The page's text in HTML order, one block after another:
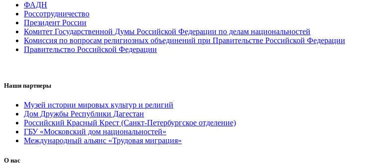
ФАДН
Россотрудничество
Президент России
Комитет Государственной Думы Российской Федерации по делам национальностей
Комиссия по вопросам религиозных объединений при Правительстве Российской Федерации
Правительство Российской Федерации
Наши партнеры
Музей истории мировых культур и религий
Дом Дружбы Республики Дагестан
Российский Красный Крест (Санкт-Петербургское отделение)
ГБУ «Московский дом национальностей»
Международный альянс «Трудовая миграция»
О нас